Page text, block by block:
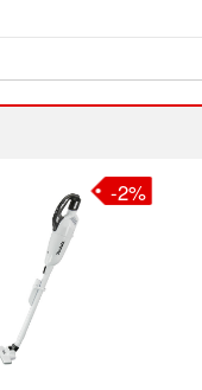
-2%